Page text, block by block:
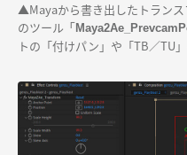
▲Mayaから書き出したトラン
のツール 「
トの「付けパン」や「TB／TU